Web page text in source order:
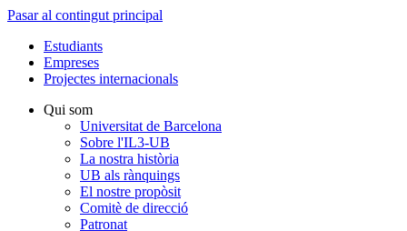
Pasar al contingut principal
Estudiants
Empreses
Projectes internacionals
Qui som
Universitat de Barcelona
Sobre l'IL3-UB
La nostra història
UB als rànquings
El nostre propòsit
Comitè de direcció
Patronat